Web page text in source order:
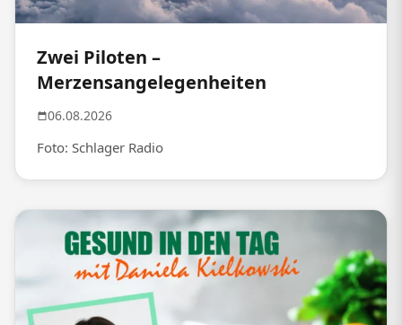
Zwei Piloten –
Merzensangelegenheiten
06.08.2026
Foto: Schlager Radio